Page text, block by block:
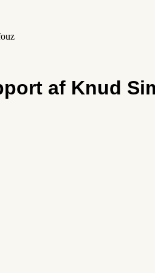
af Knud